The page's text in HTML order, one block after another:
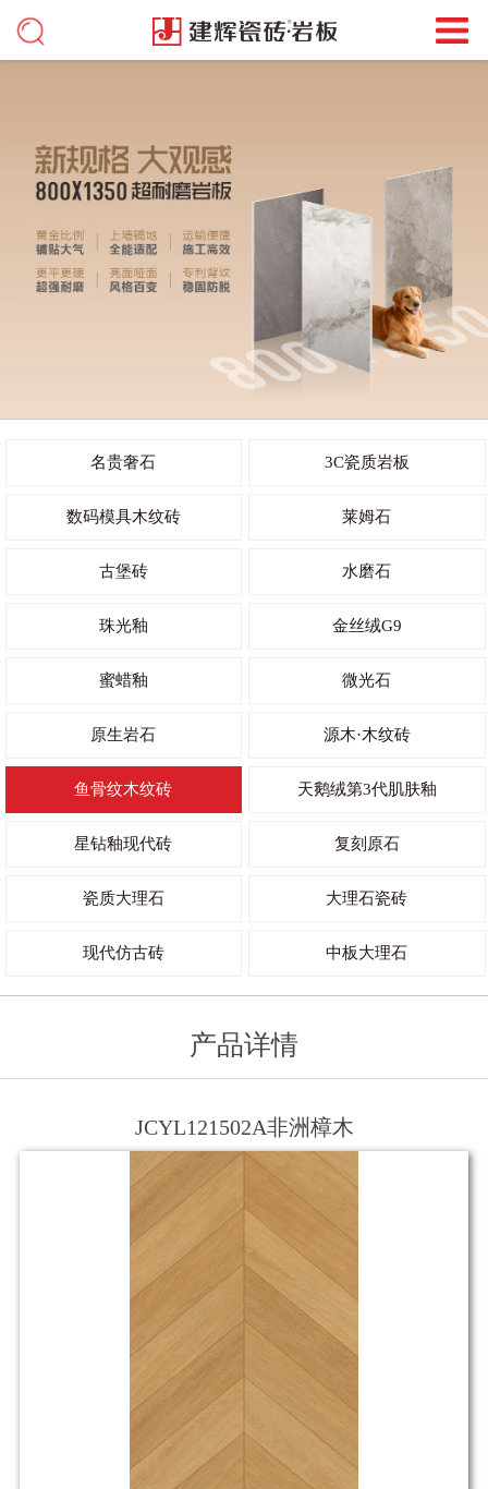
名贵奢石 3C瓷质岩板
数码模具木纹砖 莱姆石
古堡砖 水磨石
珠光釉 金丝绒G9
蜜蜡釉 微光石
原生岩石 源木·木纹砖
鱼骨纹木纹砖 天鹅绒第3代肌肤釉
星钻釉现代砖 复刻原石
瓷质大理石 大理石瓷砖
现代仿古砖 中板大理石
产品详情
JCYL121502A非洲樟木